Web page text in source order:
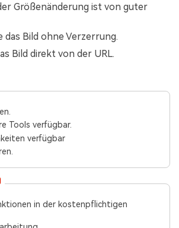
Größenänderung ist von guter
das Bild ohne Verzerrung.
Bild direkt von der URL.
Tools verfügbar.
verfügbar
in der kostenpflichtigen